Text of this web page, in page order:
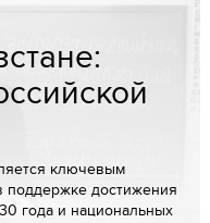
ключевым
достижения
года и национальных